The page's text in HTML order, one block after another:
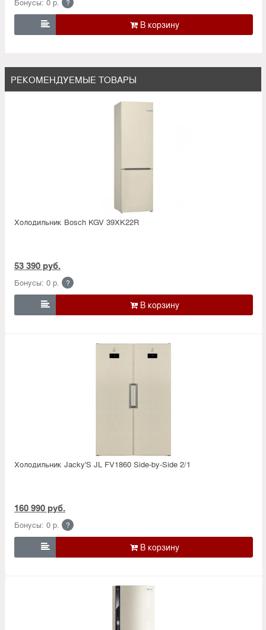
?

РЕКОМЕНДУЕМЫЕ ТОВАРЫ
Холодильник Bosсh KGV 39XK22R
53 390 руб.
Бонусы: 0 р. ?

Холодильник Jacky'S JL FV1860 Side-by-Side 2/1
160 990 руб.
Бонусы: 0 р. ?
